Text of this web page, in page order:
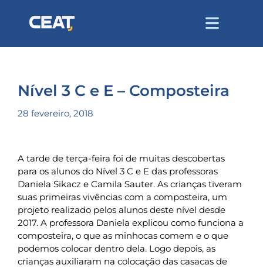
Nível 3 C e E – Composteira
28 fevereiro, 2018
A tarde de terça-feira foi de muitas descobertas
para os alunos do Nível 3 C e E das professoras
Daniela Sikacz e Camila Sauter. As crianças tiveram
suas primeiras vivências com a composteira, um
projeto realizado pelos alunos deste nível desde
2017. A professora Daniela explicou como funciona a
composteira, o que as minhocas comem e o que
podemos colocar dentro dela. Logo depois, as
crianças auxiliaram na colocação das casacas de